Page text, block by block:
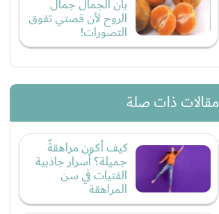
بأن الجمال جمال
الروح لأن قصتي تفوق
التصورات!
مقالات ذات صلة
كيف أكون مراهقةً
جميلة؟ أسرار جاذبية
الفتيات في سن
المراهقة